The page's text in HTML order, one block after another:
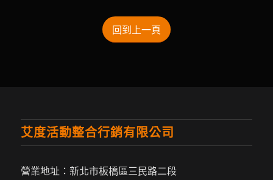
回到上一頁
艾度活動整合行銷有限公司
營業地址：新北市板橋區三民路二段